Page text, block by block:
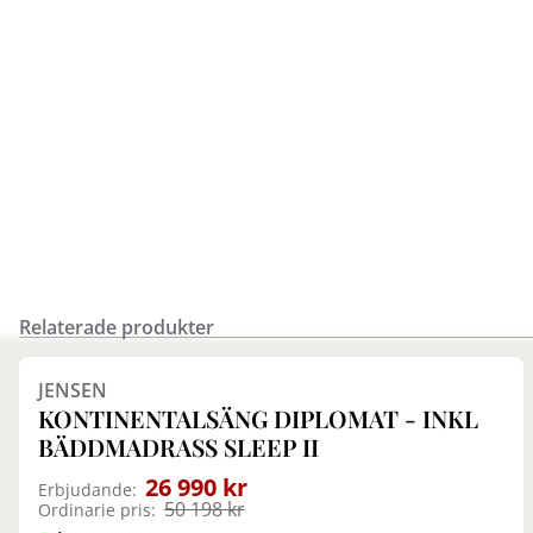
Relaterade produkter
JENSEN
KONTINENTALSÄNG DIPLOMAT - INKL
BÄDDMADRASS SLEEP II
Erbjudande: 26 990 kr
Ordinarie pris: 50 198 kr